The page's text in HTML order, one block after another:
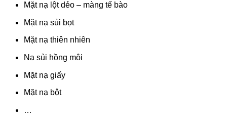
Mặt nạ lột dẻo – màng tế bào
Mặt nạ sủi bọt
Mặt nạ thiên nhiên
Nạ sủi hồng môi
Mặt nạ giấy
Mặt nạ bột
…